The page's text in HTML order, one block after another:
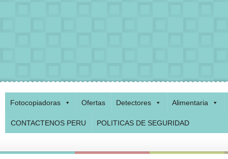
Fotocopiadoras Ofertas Detectores Alimentaria
CONTACTENOS PERU POLITICAS DE SEGURIDAD